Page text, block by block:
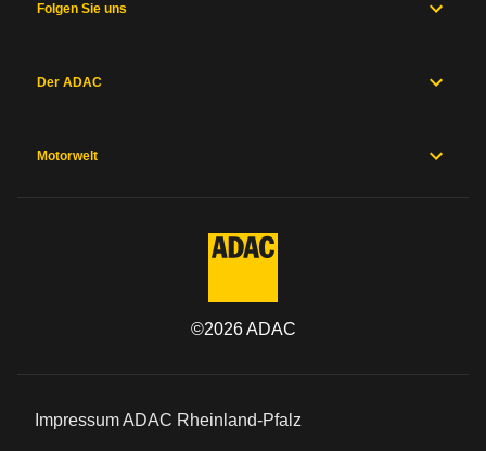
Folgen Sie uns
Der ADAC
Motorwelt
©2026ADAC
Impressum ADAC Rheinland-Pfalz